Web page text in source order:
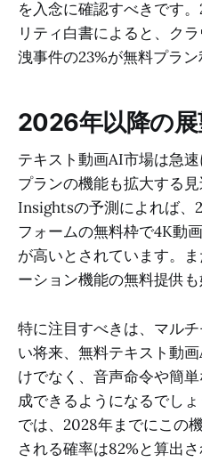
を入念に確認すべきです
リティ白書によると、ク
洩事件の23%が無料プラン
2026年以降の
テキスト動画AI市場は急
プランの機能も拡大する
Insightsの予測によれば、
フォームの無料枠で4K動
が高いとされています。
ーション機能の無料提供も
特に注目すべきは、マル
い将来、無料テキスト動
けでなく、音声命令や簡
成できるようになるでし
では、2028年までにこの
される確率は82%と算出さ